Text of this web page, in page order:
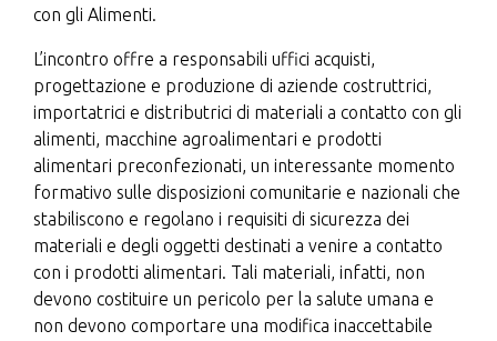
con gli Alimenti.
L’incontro offre a responsabili uffici acquisti,
progettazione e produzione di aziende costruttrici,
importatrici e distributrici di materiali a contatto con gli
alimenti, macchine agroalimentari e prodotti
alimentari preconfezionati, un interessante momento
formativo sulle disposizioni comunitarie e nazionali che
stabiliscono e regolano i requisiti di sicurezza dei
materiali e degli oggetti destinati a venire a contatto
con i prodotti alimentari. Tali materiali, infatti, non
devono costituire un pericolo per la salute umana e
non devono comportare una modifica inaccettabile